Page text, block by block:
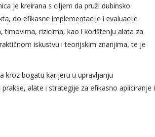
je kreirana s ciljem da pruži dubinsko
do efikasne implementacije i evaluacije
rizicima, kao i korištenju alata za
iskustvu i teorijskim znanjima, te je
kroz bogatu karijeru u upravljanju
alate i strategije za efikasno apliciranje i
Kontroling u ljudskim
potencijalima za mene
predstavlja jedan sasvim
novi izazov, obzirom da sam
računovodstvu, ja smatram
da sam danas kroz praktički